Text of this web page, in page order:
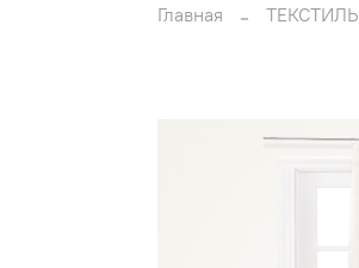
Главная ТЕКСТИЛЬ